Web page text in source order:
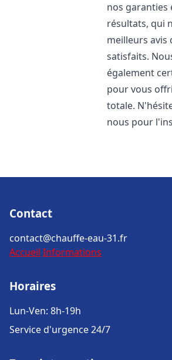
nos garanties
résultats, qui
meilleurs avis
satisfaits.
également
pour vous
totale.
nous pour
Contact
contact@chauffe-eau-31.fr
Accueil Informations
Horaires
Lun-Ven: 8h-19h
Service d'urgence 24/7